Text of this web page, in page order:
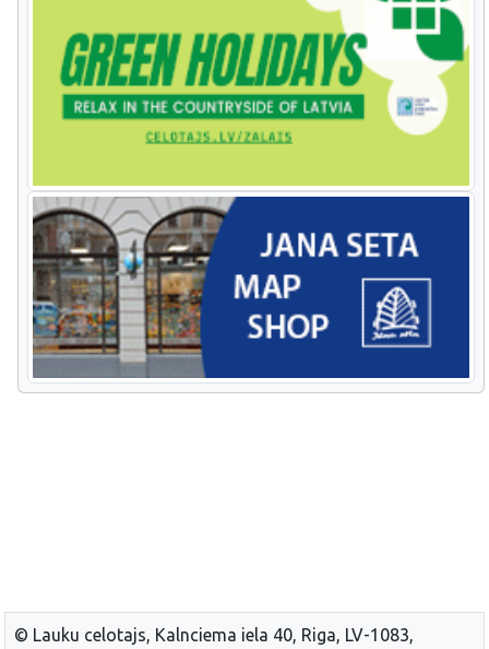
© Lauku celotajs, Kalnciema iela 40, Riga, LV-1083,